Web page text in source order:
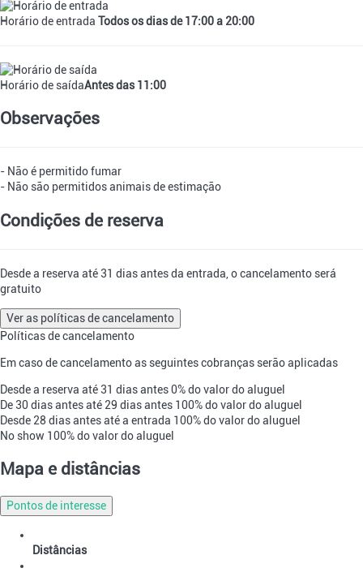
Horário de entrada Todos os dias de 17:00 a 20:00
Horário de saídaAntes das 11:00
Observações
- Não é permitido fumar
- Não são permitidos animais de estimação
Condições de reserva
Desde a reserva até 31 dias antes da entrada, o cancelamento será
gratuito
Ver as políticas de cancelamento
Políticas de cancelamento
Em caso de cancelamento as seguintes cobranças serão aplicadas
Desde a reserva até 31 dias antes0% do valor do aluguel
De 30 dias antes até 29 dias antes 100% do valor do aluguel
Desde 28 dias antes até a entrada 100% do valor do aluguel
No show 100% do valor do aluguel
Mapa e distâncias
Pontos de interesse
Distâncias